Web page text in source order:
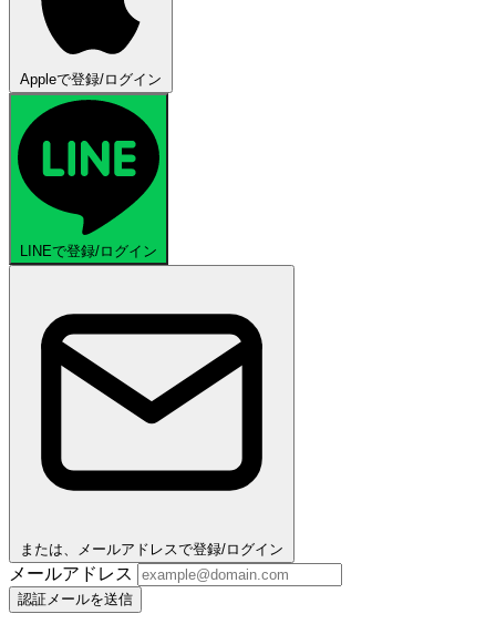
Appleで登録/ログイン
LINEで登録/ログイン
または、メールアドレスで登録/ログイン
メールアドレス
認証メールを送信